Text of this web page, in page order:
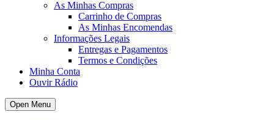
As Minhas Compras
Carrinho de Compras
As Minhas Encomendas
Informações Legais
Entregas e Pagamentos
Termos e Condições
Minha Conta
Ouvir Rádio
Open Menu